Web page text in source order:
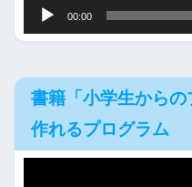
00:00
書籍「小学生から
作れるプログラム